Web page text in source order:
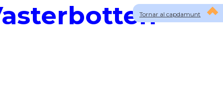
Tornar al capdamunt
-